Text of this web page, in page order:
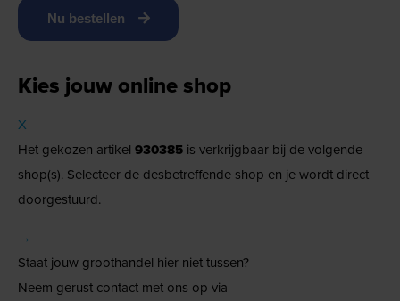
Nu bestellen
Kies jouw online shop
X
Het gekozen artikel 930385 is verkrijgbaar bij de volgende
shop(s). Selecteer de desbetreffende shop en je wordt direct
doorgestuurd.
→
Staat jouw groothandel hier niet tussen?
Neem gerust contact met ons op via